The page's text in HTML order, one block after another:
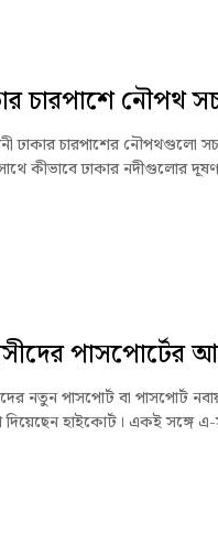
চারপাশে নৌপথ
ঢাকার চারপাশের নৌপথগুলো
কীভাবে ঢাকার নদীগুলোর
নতুন পাসপোর্ট বা পাসপোর্ট
দিয়েছেন হাইকোর্ট। একই সঙ্গে এ-